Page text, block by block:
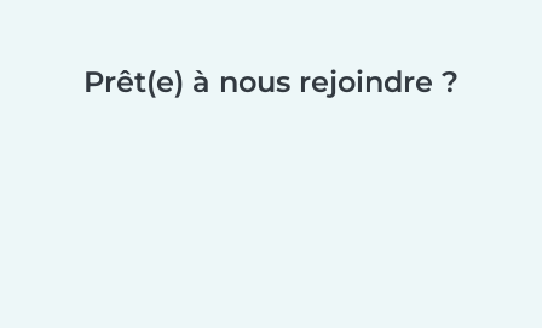
Prêt(e) à nous rejoindre ?